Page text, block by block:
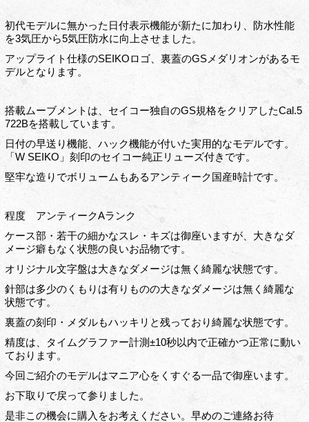
初代モデルに無かった日付表示機能が新たに加わり、防水性能
を3気圧から5気圧防水に向上させました。
アップライト仕様のSEIKOロゴ、裏蓋のGSメダリオンがあるモ
デルとなります。
搭載ムーブメントは、セイコー独自のGS規格をクリアしたCal.5
722Bを搭載しています。
日付の早送り機能、ハック機能が付いた実用的なモデルです。
「W SEIKO」刻印のセイコー純正リューズ付きです。
堅牢な造りでボリュームもあるアンティーク国産時計です。
程度 アンティークAランク
ケース部・若干の細かなスレ・キズは御座いますが、大きなダ
メージ癖もなく状態の良いお品物です。
オリジナル文字盤は大きなダメージは無く綺麗な状態です。
針部は多少のくもりは有りものの大きなダメージは無く綺麗な
状態です。
裏蓋の刻印・メダルもハッキリと残っており綺麗な状態です。
精度は、タイムグラファー計測±10秒以内で正確かつ正常に動い
ております。
今回ご紹介のモデルはマニア心をくすぐる一品で御座います。
お下取りで戻って参りました。
是非この機会に購入をお考えください。早めのご連絡お待